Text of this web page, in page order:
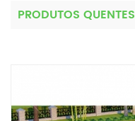
PRODUTOS QUENTES